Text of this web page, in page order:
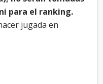
para el ranking.
jugada en